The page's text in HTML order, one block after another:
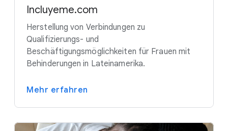
Incluyeme.com
Herstellung von Verbindungen zu
Qualifizierungs- und
Beschäftigungsmöglichkeiten für Frauen mit
Behinderungen in Lateinamerika.
Mehr erfahren